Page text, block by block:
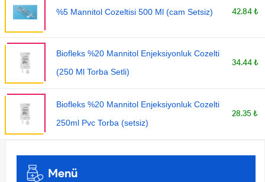
%5 Mannitol Cozeltisi 500 Ml (cam Setsiz) 42.84 ₺
Biofleks %20 Mannitol Enjeksiyonluk Cozelti
(250 Ml Torba Setli)
34.44 ₺
Biofleks %20 Mannitol Enjeksiyonluk Cozelti
250ml Pvc Torba (setsiz)
28.35 ₺
Menü